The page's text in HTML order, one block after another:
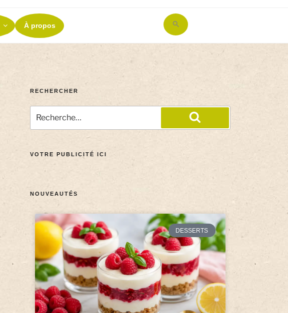
À propos
Search
for:
RECHERCHER
VOTRE PUBLICITÉ ICI
NOUVEAUTÉS
DESSERTS